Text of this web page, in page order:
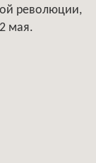
революции,
мая.